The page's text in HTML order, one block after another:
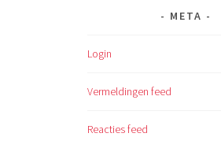
META
Login
Vermeldingen feed
Reacties feed